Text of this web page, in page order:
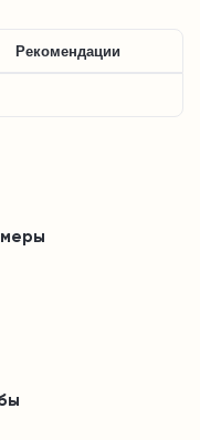
Рекомендации